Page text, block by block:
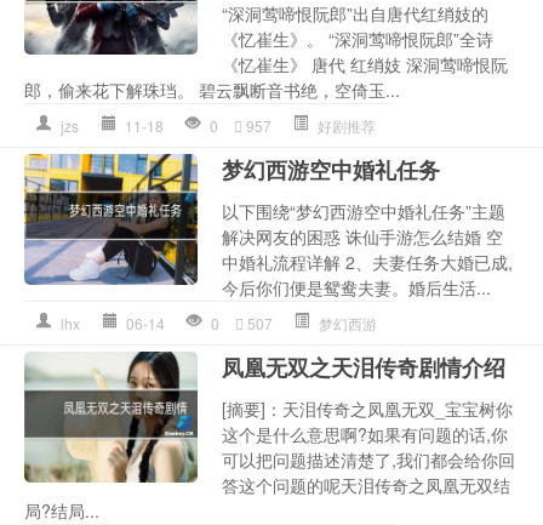
“深洞莺啼恨阮郎”出自唐代红绡妓的
《忆崔生》。 “深洞莺啼恨阮郎”全诗
《忆崔生》 唐代 红绡妓 深洞莺啼恨阮
郎，偷来花下解珠珰。 碧云飘断音书绝，空倚玉...
jzs 11-18 0 957 好剧推荐
梦幻西游空中婚礼任务
以下围绕“梦幻西游空中婚礼任务”主题
解决网友的困惑 诛仙手游怎么结婚 空
中婚礼流程详解 2、夫妻任务大婚已成,
今后你们便是鸳鸯夫妻。婚后生活...
lhx 06-14 0 507 梦幻西游
凤凰无双之天泪传奇剧情介绍
[摘要]：天泪传奇之凤凰无双_宝宝树你
这个是什么意思啊?如果有问题的话,你
可以把问题描述清楚了,我们都会给你回
答这个问题的呢天泪传奇之凤凰无双结
局?结局...